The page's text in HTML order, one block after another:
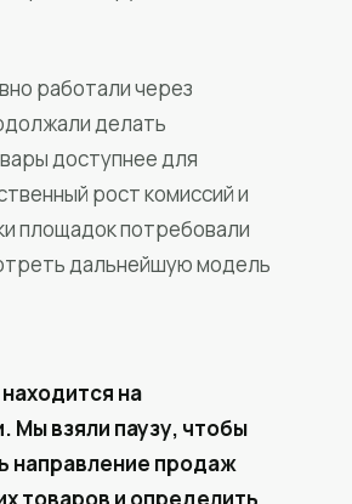
работали через
делать
доступнее для
рост комиссий и
площадок потребовали
дальнейшую модель
на
Мы взяли паузу, чтобы
направление продаж